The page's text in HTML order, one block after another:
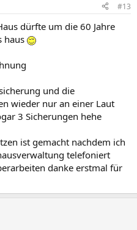
#13
dürfte um die 60 Jahre
haus
und die
wieder nur an einer Laut
3 Sicherungen hehe
ist gemacht nachdem ich
telefoniert
danke erstmal für